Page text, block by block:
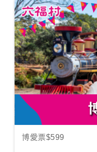
博愛票$599